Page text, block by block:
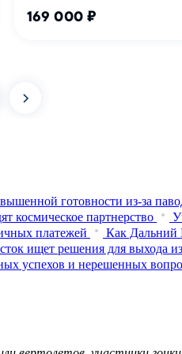
готовности из‑за
космическое партнерство
платежей
Как Дальний
ищет решения для выхода
успехов и нерешенных